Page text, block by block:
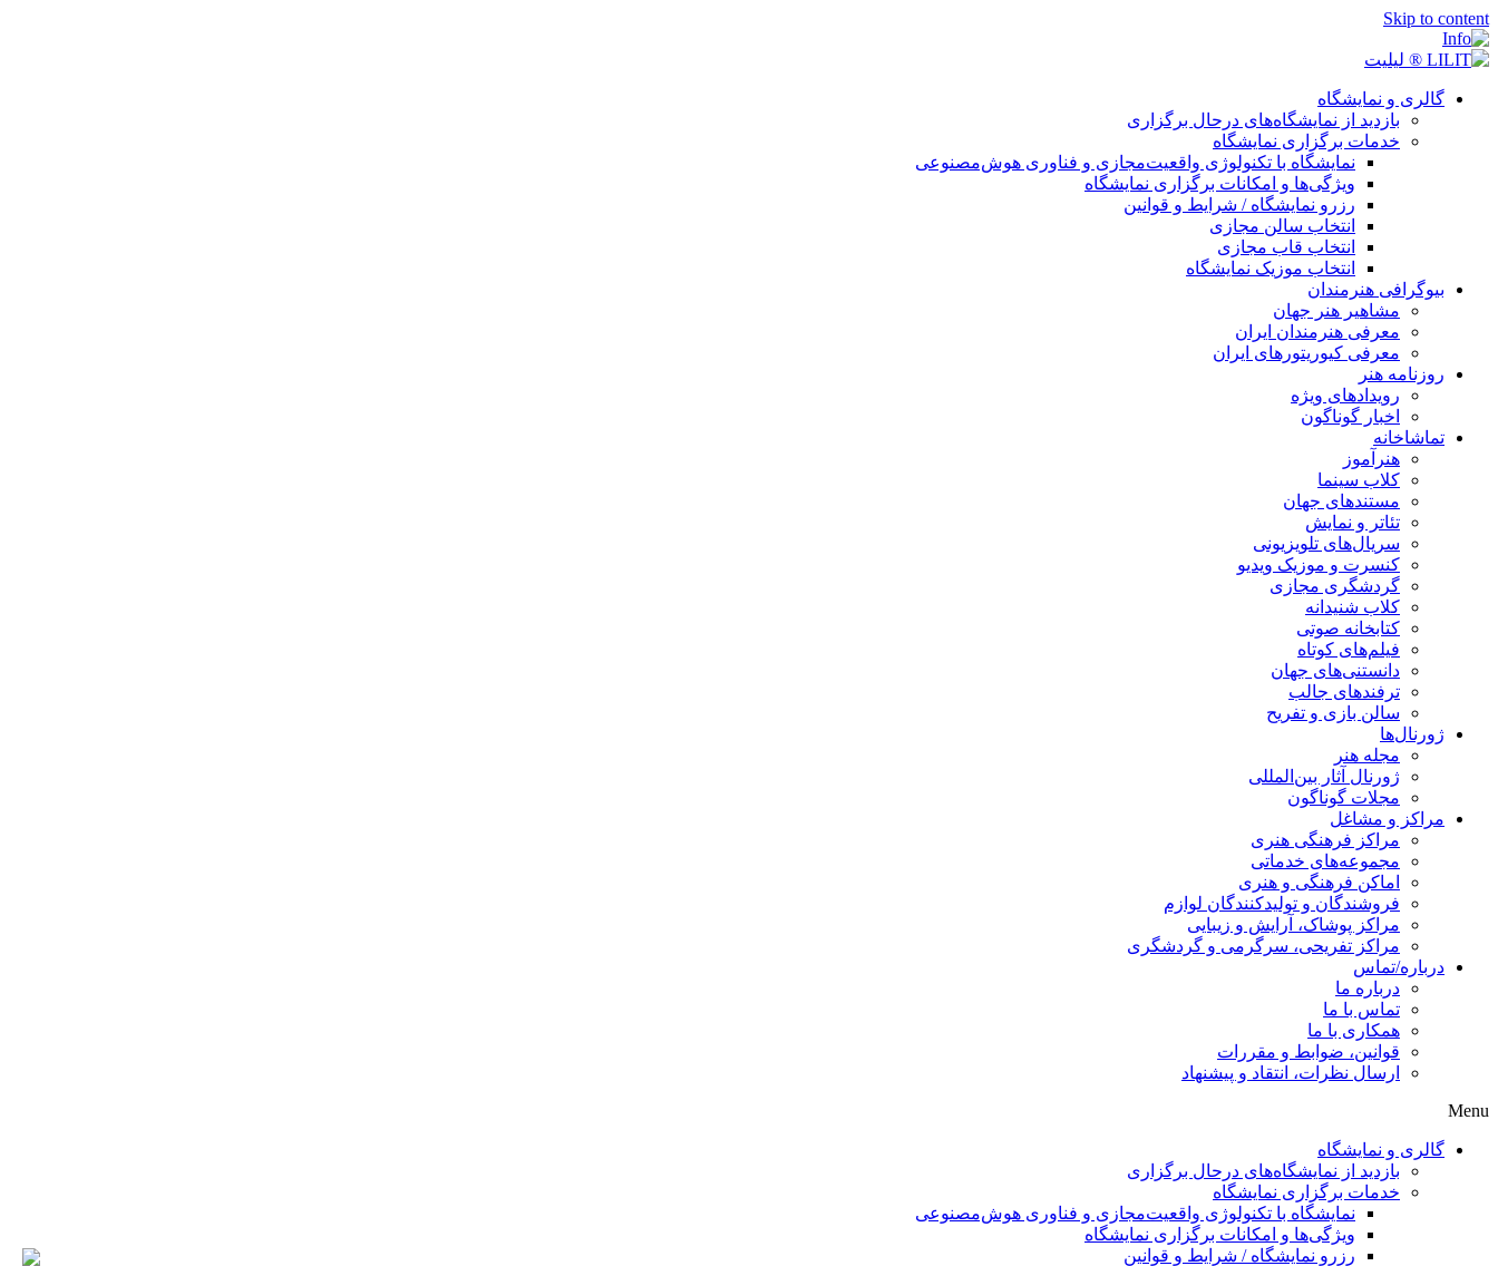
Skip to content
گالری و نمایشگاه
بازدید از نمایشگاه‌های درحال برگزاری
خدمات برگزاری نمایشگاه
نمایشگاه با تکنولوژی واقعیت‌مجازی و فناوری هوش‌مصنوعی
ویژگی‌ها و امکانات برگزاری نمایشگاه
رزرو نمایشگاه / شرایط و قوانین
انتخاب سالن مجازی
انتخاب قاب مجازی
انتخاب موزیک نمایشگاه
بیوگرافی هنرمندان
مشاهیر هنر جهان
معرفی هنرمندان ایران
معرفی کیوریتورهای ایران
روزنامه هنر
رویدادهای ویژه
اخبار گوناگون
تماشاخانه
هنرآموز
کلاب سینما
مستندهای جهان
تئاتر و نمایش
سریال‌های تلویزیونی
کنسرت و موزیک ویدیو
گردشگری مجازی
کلاب شنیدانه
کتابخانه صوتی
فیلم‌های کوتاه
دانستنی‌های جهان
ترفندهای جالب
سالن بازی و تفریح
ژورنال‌ها
مجله هنر
ژورنال آثار بین‌المللی
مجلات گوناگون
مراکز و مشاغل
مراکز فرهنگی هنری
مجموعه‌های خدماتی
اماکن فرهنگی و هنری
فروشندگان و تولیدکنندگان لوازم
مراکز پوشاک، آرایش و زیبایی
مراکز تفریحی، سرگرمی و گردشگری
درباره/تماس
درباره ما
تماس با ما
همکاری با ما
قوانین، ضوابط و مقررات
ارسال نظرات، انتقاد و پیشنهاد
Menu
گالری و نمایشگاه
بازدید از نمایشگاه‌های درحال برگزاری
خدمات برگزاری نمایشگاه
نمایشگاه با تکنولوژی واقعیت‌مجازی و فناوری هوش‌مصنوعی
ویژگی‌ها و امکانات برگزاری نمایشگاه
رزرو نمایشگاه / شرایط و قوانین